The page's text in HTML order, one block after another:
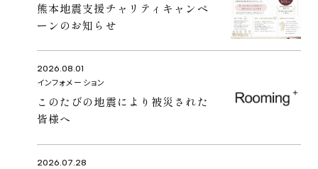
熊本地震支援チャリティキャンペ
ーンのお知らせ
2026.08.01
インフォメーション
このたびの地震により被災された
皆様へ
2026.07.28